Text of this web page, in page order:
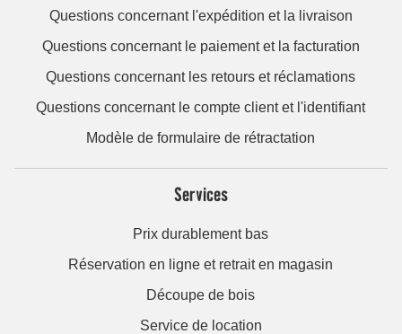
Questions concernant l'expédition et la livraison
Questions concernant le paiement et la facturation
Questions concernant les retours et réclamations
Questions concernant le compte client et l'identifiant
Modèle de formulaire de rétractation
Services
Prix durablement bas
Réservation en ligne et retrait en magasin
Découpe de bois
Service de location